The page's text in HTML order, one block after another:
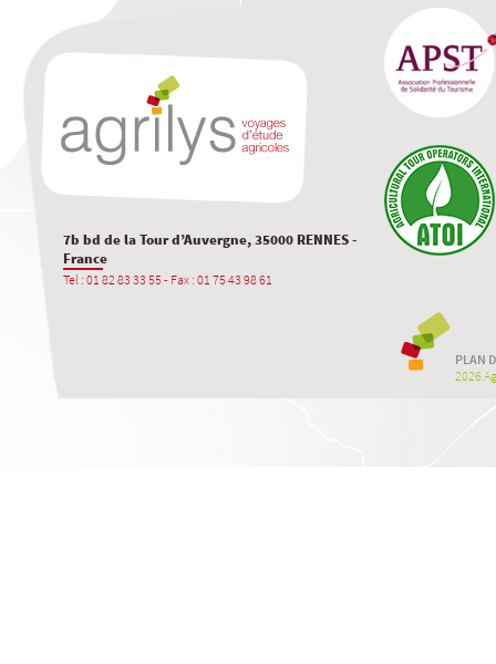
7b bd de la Tour d’Auvergne, 35000 RENNES -
France
Tel : 01 82 83 33 55 - Fax : 01 75 43 98 61
PLAN
2026